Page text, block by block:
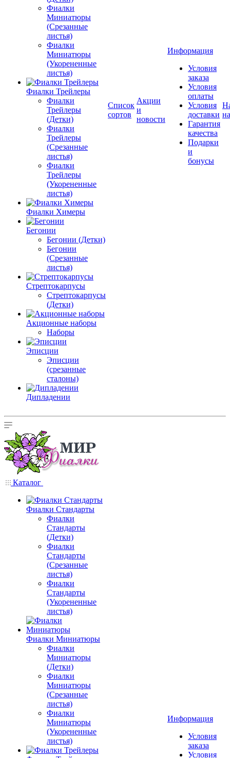
Фиалки
Миниатюры
(Срезанные
листья)
Фиалки
Миниатюры
(Укорененные
листья)
Фиалки Трейлеры
Фиалки
Трейлеры
(Детки)
Фиалки
Трейлеры
(Срезанные
листья)
Фиалки
Трейлеры
(Укорененные
листья)
Фиалки Химеры
Бегонии
Бегонии (Детки)
Бегонии
(Срезанные
листья)
Стрептокарпусы
Стрептокарпусы
(Детки)
Акционные наборы
Наборы
Эписции
Эписции
(срезанные
сталоны)
Дипладении
Список
сортов
Акции
и
новости
Информация
Условия
заказа
Условия
оплаты
Условия
доставки
Гарантия
качества
Подарки
и
бонусы
Каталог
Фиалки Стандарты
Фиалки
Стандарты
(Детки)
Фиалки
Стандарты
(Срезанные
листья)
Фиалки
Стандарты
(Укорененные
листья)
Фиалки Миниатюры
Фиалки
Миниатюры
(Детки)
Фиалки
Миниатюры
(Срезанные
листья)
Фиалки
Миниатюры
(Укорененные
листья)
Информация
Условия
заказа
Условия